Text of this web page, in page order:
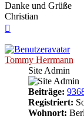
Danke und Grüße
Christian
Tommy Herrmann
Site Admin
Beiträge:
Registriert:
Wohnort: